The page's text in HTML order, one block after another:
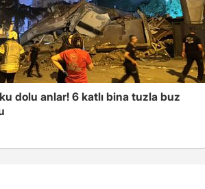
dolu anlar! 6 katlı bina tuzla buz